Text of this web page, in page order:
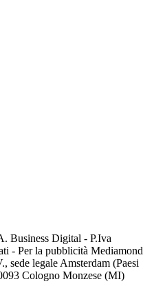
Business Digital - P.Iva
- Per la pubblicità Mediamond
sede legale Amsterdam (Paesi
Cologno Monzese (MI)